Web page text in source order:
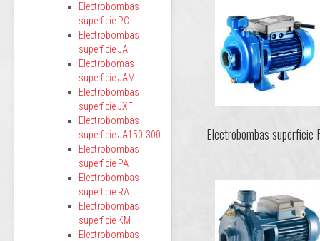
Electrobombas superficie
Electrobombas
superficie PC
Electrobombas
superficie JA
Electrobomas
superficie JAM
Electrobombas
superficie JXF
Electrobombas
superficie JA150-300
Electrobombas
superficie PA
Electrobombas
superficie RA
Electrobombas
superficie KM
Electrobombas